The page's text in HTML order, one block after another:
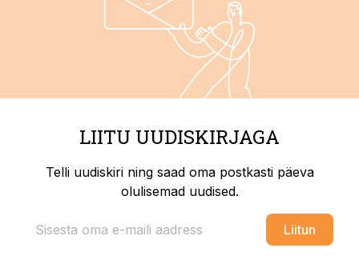
LIITU UUDISKIRJAGA
Telli uudiskiri ning saad oma postkasti päeva
olulisemad uudised.
Liitun